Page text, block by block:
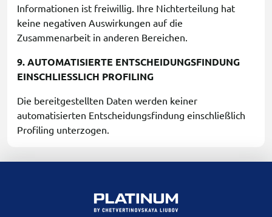
Informationen ist freiwillig. Ihre Nichterteilung hat
keine negativen Auswirkungen auf die
Zusammenarbeit in anderen Bereichen.
9. AUTOMATISIERTE ENTSCHEIDUNGSFINDUNG
EINSCHLIESSLICH PROFILING
Die bereitgestellten Daten werden keiner
automatisierten Entscheidungsfindung einschließlich
Profiling unterzogen.